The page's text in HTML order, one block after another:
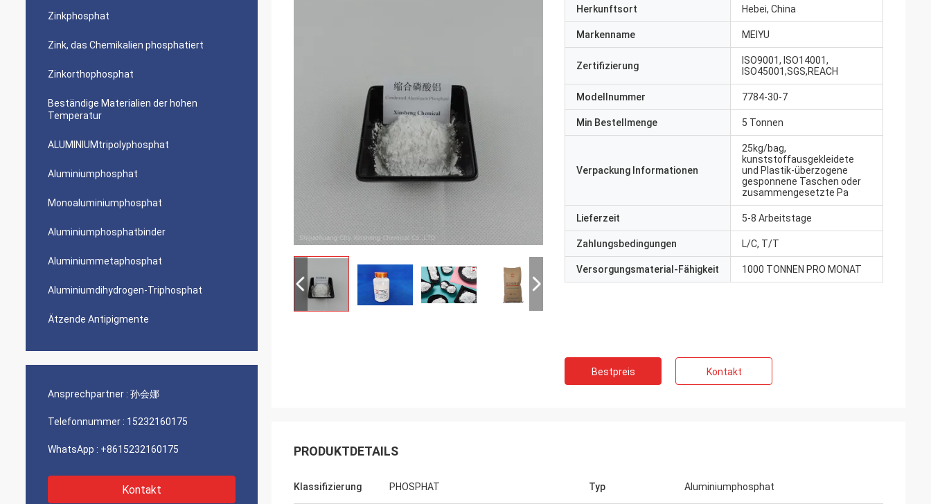
Zinkphosphat
Zink, das Chemikalien phosphatiert
Zinkorthophosphat
Beständige Materialien der hohen
Temperatur
ALUMINIUMtripolyphosphat
Aluminiumphosphat
Monoaluminiumphosphat
Aluminiumphosphatbinder
Aluminiummetaphosphat
Aluminiumdihydrogen-Triphosphat
Ätzende Antipigmente
Ansprechpartner : 孙会娜
Telefonnummer : 15232160175
WhatsApp : +8615232160175
Kontakt
Herkunftsort Hebei, China
Markenname MEIYU
Zertifizierung
ISO9001, ISO14001,
ISO45001,SGS,REACH
Modellnummer 7784-30-7
Min Bestellmenge 5 Tonnen
Verpackung Informationen
25kg/bag,
kunststoffausgekleidete
und Plastik-überzogene
gesponnene Taschen oder
zusammengesetzte Pa
Lieferzeit 5-8 Arbeitstage
Zahlungsbedingungen L/C, T/T
Versorgungsmaterial-Fähigkeit 1000 TONNEN PRO MONAT
Bestpreis Kontakt
PRODUKTDETAILS
Klassifizierung PHOSPHAT Typ Aluminiumphosphat